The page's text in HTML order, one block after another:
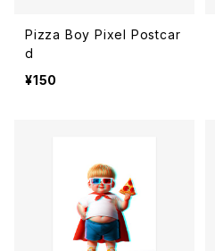
Pizza Boy Pixel Postcar
d
¥150